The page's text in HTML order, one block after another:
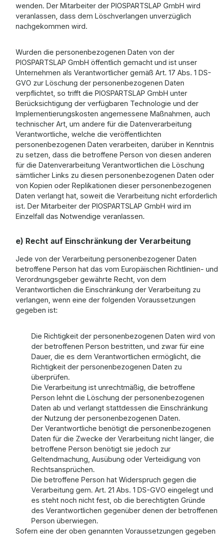
wenden. Der Mitarbeiter der PIOSPARTSLAP GmbH wird
veranlassen, dass dem Löschverlangen unverzüglich
nachgekommen wird.
Wurden die personenbezogenen Daten von der
PIOSPARTSLAP GmbH öffentlich gemacht und ist unser
Unternehmen als Verantwortlicher gemäß Art. 17 Abs. 1 DS-
GVO zur Löschung der personenbezogenen Daten
verpflichtet, so trifft die PIOSPARTSLAP GmbH unter
Berücksichtigung der verfügbaren Technologie und der
Implementierungskosten angemessene Maßnahmen, auch
technischer Art, um andere für die Datenverarbeitung
Verantwortliche, welche die veröffentlichten
personenbezogenen Daten verarbeiten, darüber in Kenntnis
zu setzen, dass die betroffene Person von diesen anderen
für die Datenverarbeitung Verantwortlichen die Löschung
sämtlicher Links zu diesen personenbezogenen Daten oder
von Kopien oder Replikationen dieser personenbezogenen
Daten verlangt hat, soweit die Verarbeitung nicht erforderlich
ist. Der Mitarbeiter der PIOSPARTSLAP GmbH wird im
Einzelfall das Notwendige veranlassen.
e) Recht auf Einschränkung der Verarbeitung
Jede von der Verarbeitung personenbezogener Daten
betroffene Person hat das vom Europäischen Richtlinien- und
Verordnungsgeber gewährte Recht, von dem
Verantwortlichen die Einschränkung der Verarbeitung zu
verlangen, wenn eine der folgenden Voraussetzungen
gegeben ist:
Die Richtigkeit der personenbezogenen Daten wird von
der betroffenen Person bestritten, und zwar für eine
Dauer, die es dem Verantwortlichen ermöglicht, die
Richtigkeit der personenbezogenen Daten zu
überprüfen.
Die Verarbeitung ist unrechtmäßig, die betroffene
Person lehnt die Löschung der personenbezogenen
Daten ab und verlangt stattdessen die Einschränkung
der Nutzung der personenbezogenen Daten.
Der Verantwortliche benötigt die personenbezogenen
Daten für die Zwecke der Verarbeitung nicht länger, die
betroffene Person benötigt sie jedoch zur
Geltendmachung, Ausübung oder Verteidigung von
Rechtsansprüchen.
Die betroffene Person hat Widerspruch gegen die
Verarbeitung gem. Art. 21 Abs. 1 DS-GVO eingelegt und
es steht noch nicht fest, ob die berechtigten Gründe
des Verantwortlichen gegenüber denen der betroffenen
Person überwiegen.
Sofern eine der oben genannten Voraussetzungen gegeben